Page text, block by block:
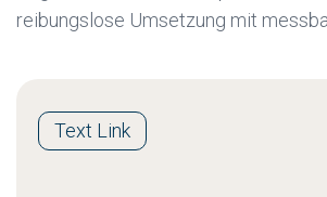
reibungslose Umsetzung mit
Text Link